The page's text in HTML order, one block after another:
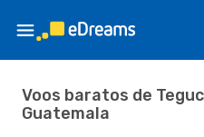
Voos baratos de
Guatemala